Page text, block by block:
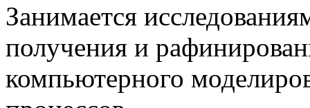
Занимается
получения и
компьютерного